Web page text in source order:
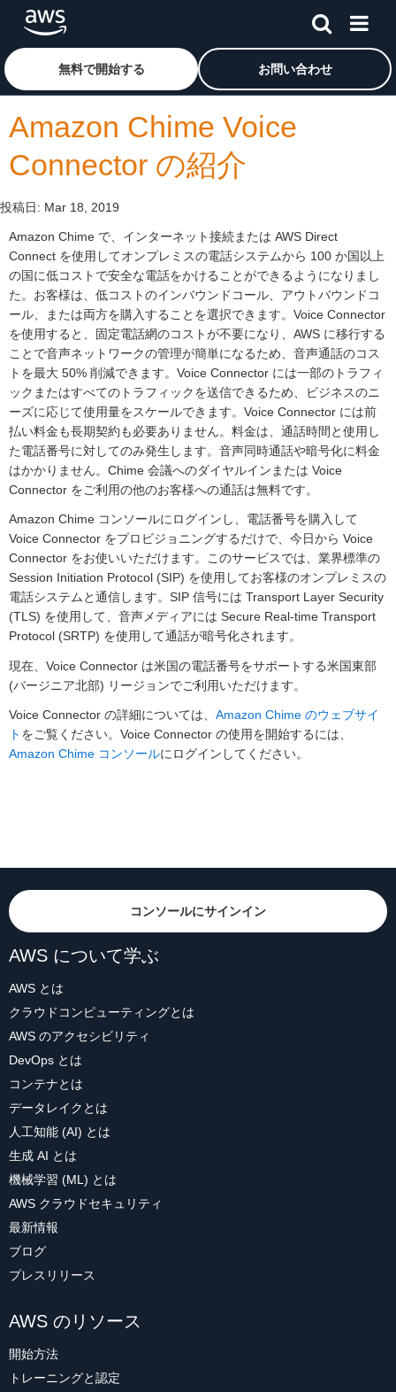
メインコンテンツに移動
アマゾン ウェブ サービスのホームページに戻るには、こ
無料で開始する お問い合わせ
Amazon Chime Voice
Connector の紹介
投稿日: Mar 18, 2019
Amazon Chime で、インターネット接続または AWS Direct
Connect を使用してオンプレミスの電話システムから 100 か国以上
の国に低コストで安全な電話をかけることができるようになりまし
た。お客様は、低コストのインバウンドコール、アウトバウンドコ
ール、または両方を購入することを選択できます。Voice Connector
を使用すると、固定電話網のコストが不要になり、AWS に移行する
ことで音声ネットワークの管理が簡単になるため、音声通話のコス
トを最大 50% 削減できます。Voice Connector には一部のトラフィ
ックまたはすべてのトラフィックを送信できるため、ビジネスのニ
ーズに応じて使用量をスケールできます。Voice Connector には前
払い料金も長期契約も必要ありません。料金は、通話時間と使用し
た電話番号に対してのみ発生します。音声同時通話や暗号化に料金
はかかりません。Chime 会議へのダイヤルインまたは Voice
Connector をご利用の他のお客様への通話は無料です。
Amazon Chime コンソールにログインし、電話番号を購入して
Voice Connector をプロビジョニングするだけで、今日から Voice
Connector をお使いいただけます。このサービスでは、業界標準の
Session Initiation Protocol (SIP) を使用してお客様のオンプレミスの
電話システムと通信します。SIP 信号には Transport Layer Security
(TLS) を使用して、音声メディアには Secure Real-time Transport
Protocol (SRTP) を使用して通話が暗号化されます。
現在、Voice Connector は米国の電話番号をサポートする米国東部
(バージニア北部) リージョンでご利用いただけます。
Voice Connector の詳細については、 Amazon Chime のウェブサイ
ト をご覧ください。Voice Connector の使用を開始するには、
Amazon Chime コンソールにログインしてください。
コンソールにサインイン
AWS について学ぶ
AWS とは
クラウドコンピューティングとは
AWS のアクセシビリティ
DevOps とは
コンテナとは
データレイクとは
人工知能 (AI) とは
生成 AI とは
機械学習 (ML) とは
AWS クラウドセキュリティ
最新情報
ブログ
プレスリリース
AWS のリソース
開始方法
トレーニングと認定